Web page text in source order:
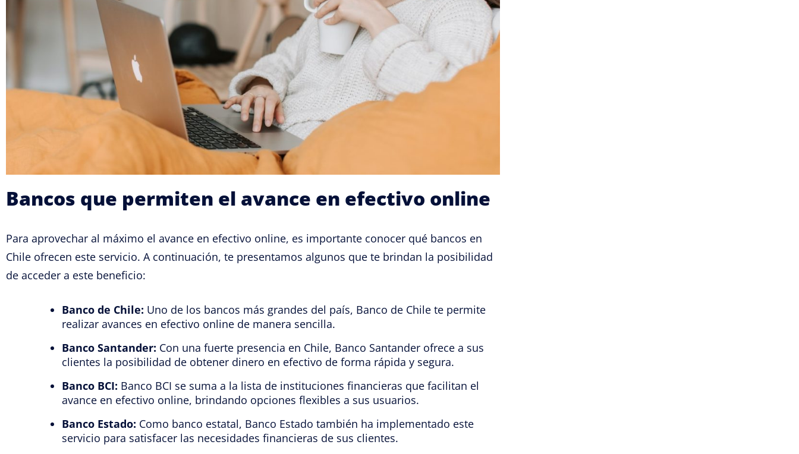
Bancos que permiten el avance en efectivo online
Para aprovechar al máximo el avance en efectivo online, es importante conocer qué bancos en
Chile ofrecen este servicio. A continuación, te presentamos algunos que te brindan la posibilidad
de acceder a este beneficio:
Banco de Chile: Uno de los bancos más grandes del país, Banco de Chile te permite
realizar avances en efectivo online de manera sencilla.
Banco Santander: Con una fuerte presencia en Chile, Banco Santander ofrece a sus
clientes la posibilidad de obtener dinero en efectivo de forma rápida y segura.
Banco BCI: Banco BCI se suma a la lista de instituciones financieras que facilitan el
avance en efectivo online, brindando opciones flexibles a sus usuarios.
Banco Estado: Como banco estatal, Banco Estado también ha implementado este
servicio para satisfacer las necesidades financieras de sus clientes.